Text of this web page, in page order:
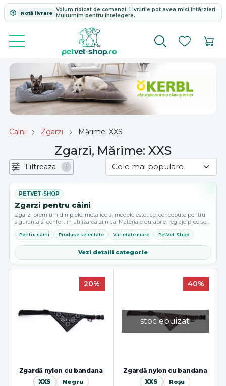
Notă livrare
Volum ridicat de comenzi. Livrările pot avea mici întârzieri.
Mulțumim pentru înțelegere.
Caini Zgarzi Mărime: XXS
Zgarzi, Mărime: XXS
Filtreaza 1
Zgarzi pentru câini
Zgarzi premium din piele, metalice si modele estetice, concepute pentru
siguranta si confort in utilizarea zilnica. Materiale durabile, reglaje precise
si opțiuni adaptate tuturor taliilor. Pentru o potrivire corecta...
Pentru câini Produse selectate Varietate mare PetVet-Shop
Vezi detalii categorie
20%
Zgardă nylon cu bandana
XXS Negru
stoc epuizat
40%
Zgardă nylon cu bandana
XXS Roșu